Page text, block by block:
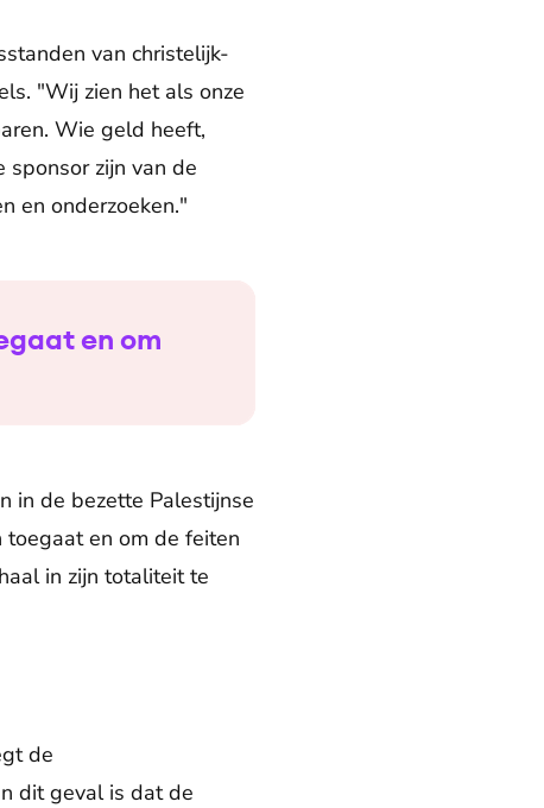
van christelijk-
"Wij zien het als onze
Wie geld heeft,
zijn van de
en onderzoeken."
en om
in de bezette Palestijnse
en om de feiten
in zijn totaliteit te
de
dit geval is dat de